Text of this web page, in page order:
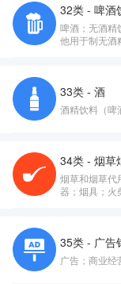
32类 - 啤酒
啤酒；无酒精
他用于制无酒
33类 - 酒
酒精饮料（啤
34类 - 烟草
烟草和烟草代
器；烟具；火
35类 - 广告
广告；商业经